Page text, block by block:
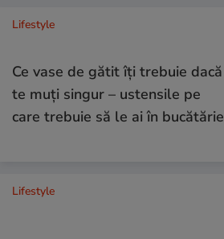
Lifestyle
Ce vase de gătit îți trebuie dacă
te muți singur – ustensile pe
care trebuie să le ai în bucătărie
Lifestyle